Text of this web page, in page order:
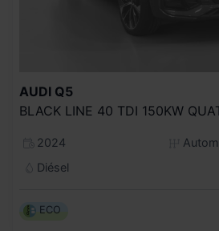
AUDI Q5
BLACK LINE 40 TDI 150KW
2024
Diésel
ECO